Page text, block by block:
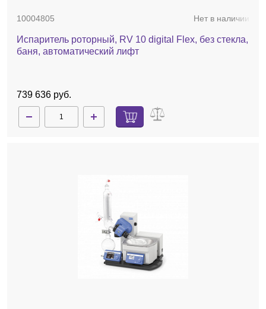
10004805 Нет в наличии
Испаритель роторный, RV 10 digital Flex, без стекла,
баня, автоматический лифт
739 636 руб.